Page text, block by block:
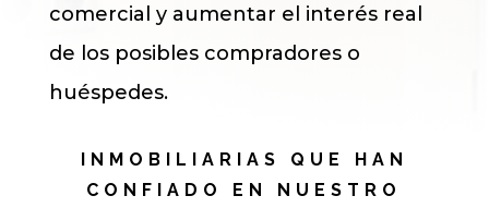
comercial y aumentar el interés real
de los posibles compradores o
huéspedes.
INMOBILIARIAS QUE HAN
CONFIADO EN NUESTRO